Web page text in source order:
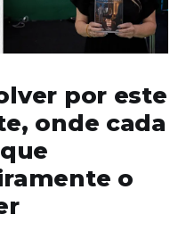
por este
onde cada
o